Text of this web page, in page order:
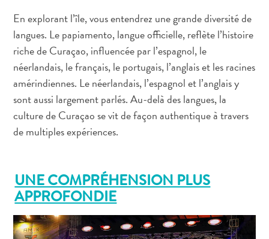
Appartements
Hôtels
et
lieux
de
vacances
Maisons
de
inclus
Planifiez
votre
visite
En explorant l’île, vous entendrez une grande diversité de
langues. Le papiamento, langue officielle, reflète l’histoire
riche de Curaçao, influencée par l’espagnol, le
néerlandais, le français, le portugais, l’anglais et les racines
amérindiennes. Le néerlandais, l’espagnol et l’anglais y
sont aussi largement parlés. Au-delà des langues, la
culture de Curaçao se vit de façon authentique à travers
de multiples expériences.
UNE COMPRÉHENSION PLUS
APPROFONDIE